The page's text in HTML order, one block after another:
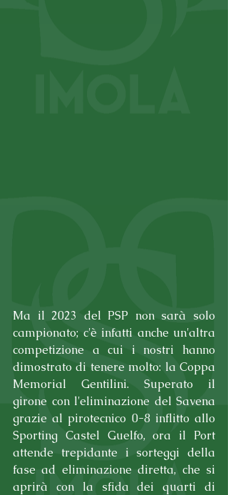
Ma il 2023 del PSP non sarà solo
campionato; c'è infatti anche un'altra
competizione a cui i nostri hanno
dimostrato di tenere molto: la Coppa
Memorial Gentilini. Superato il
girone con l'eliminazione del Savena
grazie al pirotecnico 0-8 inflitto allo
Sporting Castel Guelfo, ora il Port
attende trepidante i sorteggi della
fase ad eliminazione diretta, che si
aprirà con la sfida dei quarti di